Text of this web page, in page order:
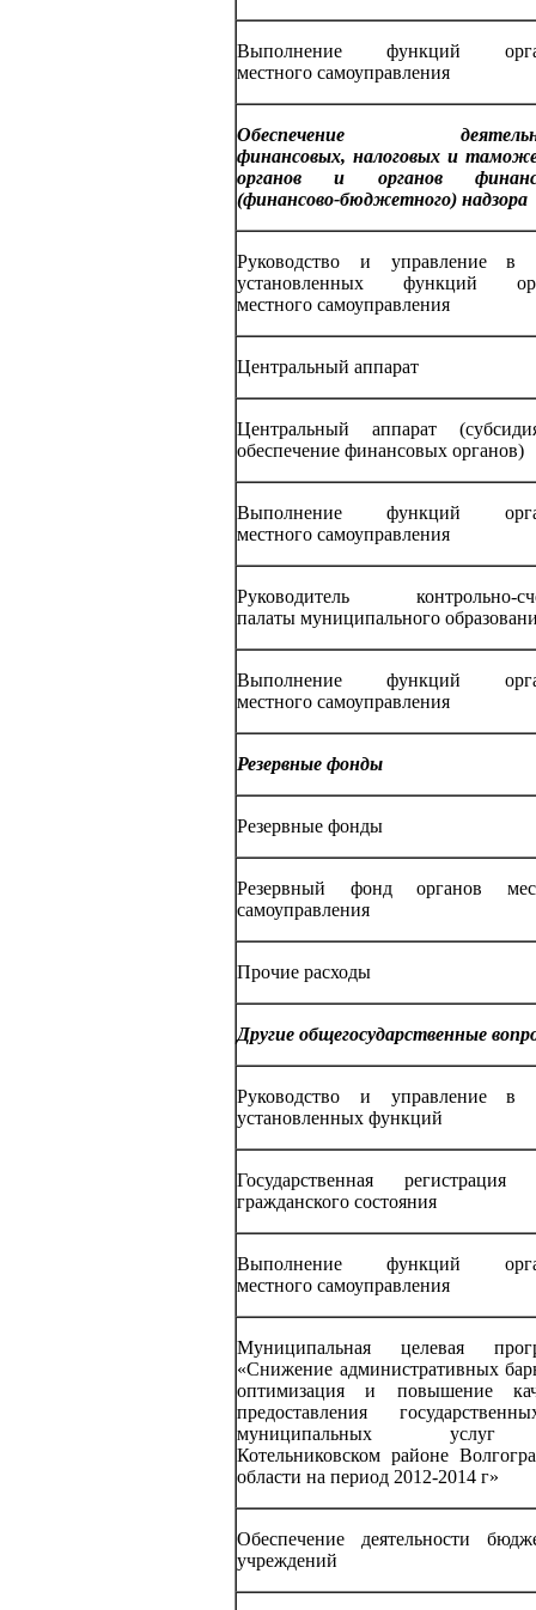
Выполнение функций
местного самоуправления
Обеспечение
финансовых, налоговых и
органов и органов
(финансово-бюджетного) надзора
Руководство и управление в
установленных функций
местного самоуправления
Центральный аппарат
Центральный аппарат
обеспечение финансовых органов)
Выполнение функций
местного самоуправления
Руководитель контрольно-
палаты муниципального
Выполнение функций
местного самоуправления
Резервные фонды
Резервные фонды
Резервный фонд органов
самоуправления
Прочие расходы
Другие общегосударственные
Руководство и управление в
установленных функций
Государственная регистрация
гражданского состояния
Выполнение функций
местного самоуправления
Муниципальная целевая
«Снижение административных
оптимизация и повышение
предоставления
муниципальных
Котельниковском районе
области на период 2012-2014 г»
Обеспечение деятельности
учреждений